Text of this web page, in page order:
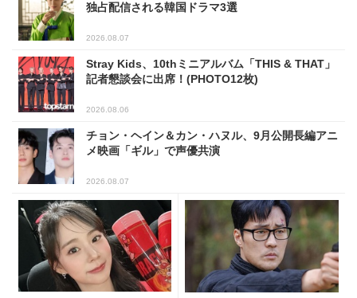
独占配信される韓国ドラマ3選
2026.08.07
Stray Kids、10thミニアルバム「THIS & THAT」
記者懇談会に出席！(PHOTO12枚)
2026.08.06
チョン・ヘイン＆カン・ハヌル、9月公開長編アニ
メ映画「ギル」で声優共演
2026.08.07